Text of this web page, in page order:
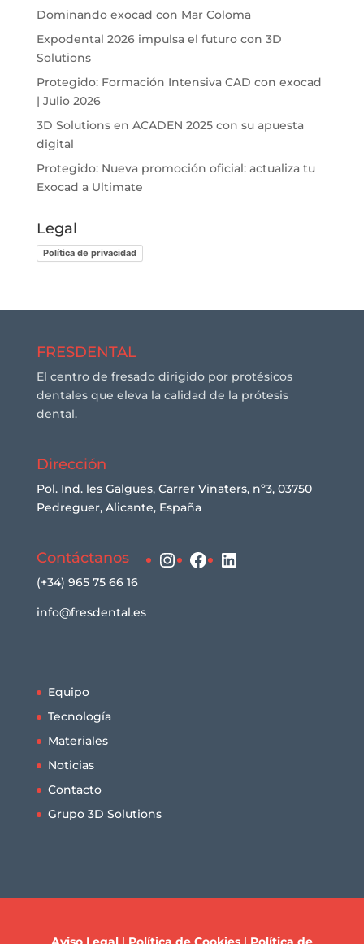
Dominando exocad con Mar Coloma
Expodental 2026 impulsa el futuro con 3D
Solutions
Protegido: Formación Intensiva CAD con exocad
| Julio 2026
3D Solutions en ACADEN 2025 con su apuesta
digital
Protegido: Nueva promoción oficial: actualiza tu
Exocad a Ultimate
Legal
Política de privacidad
FRESDENTAL
El centro de fresado dirigido por protésicos
dentales que eleva la calidad de la prótesis
dental.
Dirección
Pol. Ind. les Galgues, Carrer Vinaters, nº3, 03750
Pedreguer, Alicante, España
Contáctanos
(+34) 965 75 66 16
info@fresdental.es
Instagram
Facebook
LinkedIn
Equipo
Tecnología
Materiales
Noticias
Contacto
Grupo 3D Solutions